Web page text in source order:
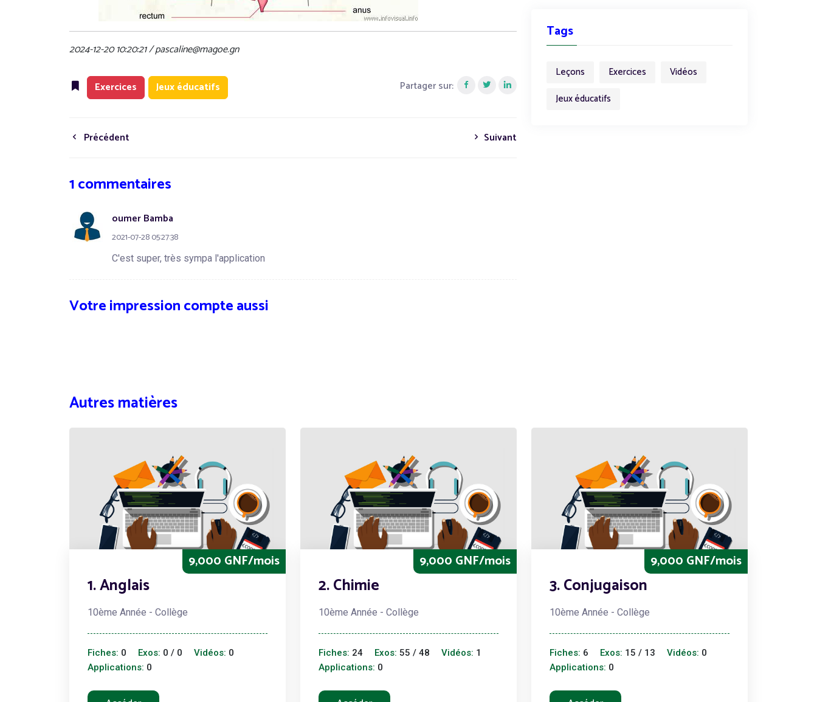
2024-12-20 10:20:21 / pascaline@magoe.gn
Exercices Jeux éducatifs Partager sur:
Précédent Suivant
1 commentaires
oumer Bamba
2021-07-28 05:27:38
C'est super, très sympa l'application
Votre impression compte aussi
Tags
Leçons Exercices
Vidéos
Jeux éducatifs
Autres matières
9,000 GNF/mois
1. Anglais
10ème Année - Collège
Fiches: 0 Exos: 0 / 0 Vidéos: 0
Applications: 0
9,000 GNF/mois
2. Chimie
10ème Année - Collège
Fiches: 24 Exos: 55 / 48 Vidéos: 1
Applications: 0
9,000 GNF/mois
3. Conjugaison
10ème Année - Collège
Fiches: 6 Exos: 15 / 13 Vidéos: 0
Applications: 0